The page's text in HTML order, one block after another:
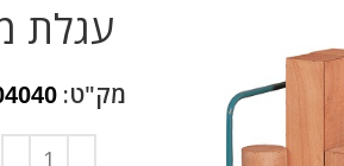
עגלת
מק"ט: